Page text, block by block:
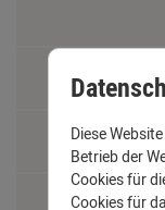
Diese
Betrieb der
Cookies für
Cookies für